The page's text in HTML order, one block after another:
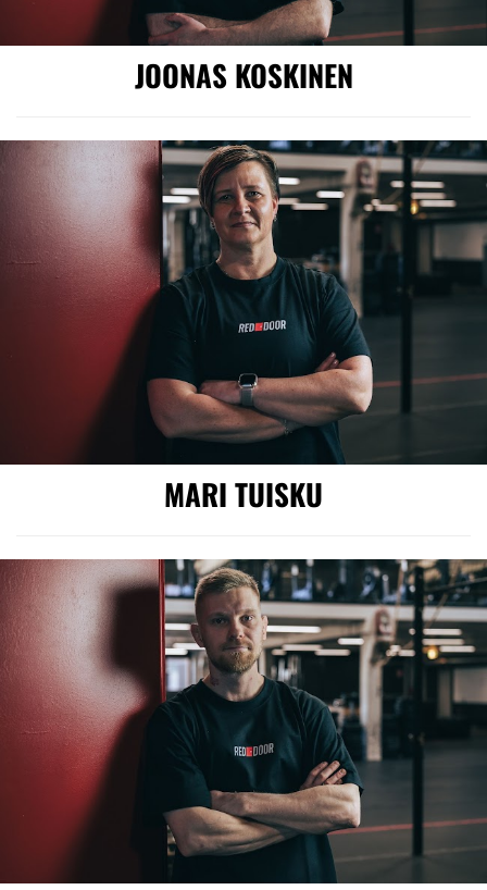
JOONAS KOSKINEN
MARI TUISKU